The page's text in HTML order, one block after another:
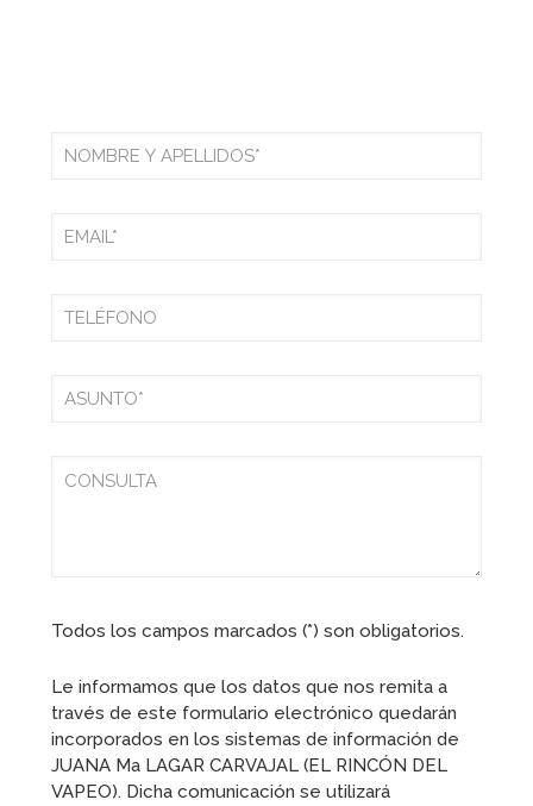
Todos los campos marcados (*) son obligatorios.
Le informamos que los datos que nos remita a
través de este formulario electrónico quedarán
incorporados en los sistemas de información de
JUANA Ma LAGAR CARVAJAL (EL RINCÓN DEL
VAPEO). Dicha comunicación se utilizará